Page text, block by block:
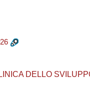
DELLO